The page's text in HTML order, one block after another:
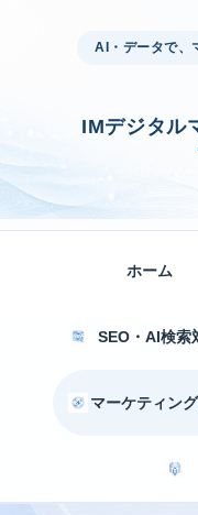
AI・データで、
IMデジタル
ホーム
SEO・AI検索
マーケティン